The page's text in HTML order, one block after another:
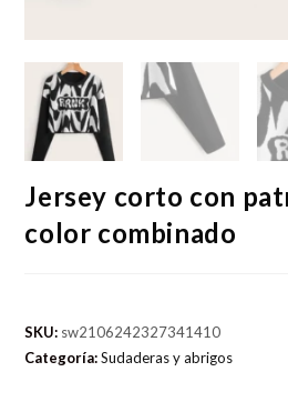
Jersey corto con
color combinado
SKU: sw2106242327341410
Categoría:Sudaderas y abrigos